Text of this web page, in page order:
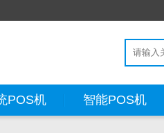
POS机 智能POS机